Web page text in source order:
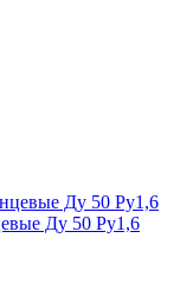
Ду 50 Ру1,6